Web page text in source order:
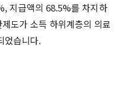
지급액의 68.5%를 차지하
도가 소득 하위계층의 의료
었습니다.